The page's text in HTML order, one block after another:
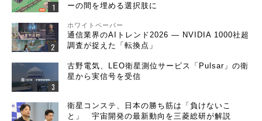
ーの間を埋める選択肢に
ホワイトペーパー
通信業界のAIトレンド2026 ― NVIDIA 1000社超
調査が捉えた「転換点」
古野電気、LEO衛星測位サービス「Pulsar」の衛
星から実信号を受信
衛星コンステ、日本の勝ち筋は「負けないこ
と」 宇宙開発の最新動向を三菱総研が解説